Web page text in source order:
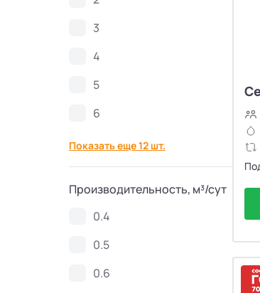
Септики БиоДача
Септики Вортекс
Септики Zorde 34
Септики Евролос ПРО
Септики Гринлос
3
4
5
6
Показать еще 12 шт.
Производительность, м³/сут
0.4
0.5
0.6